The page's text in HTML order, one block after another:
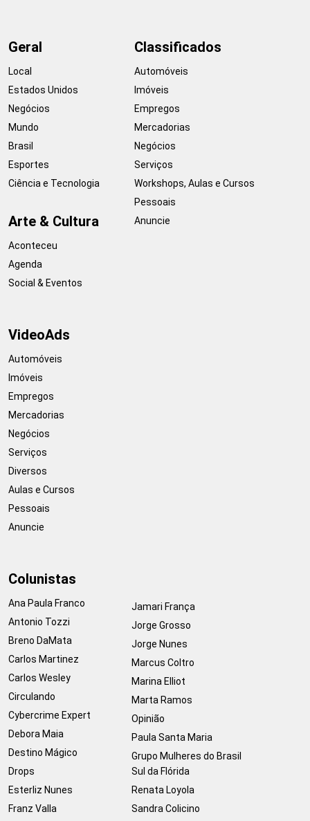
Geral
Local
Estados Unidos
Negócios
Mundo
Brasil
Esportes
Ciência e Tecnologia
Arte & Cultura
Aconteceu
Agenda
Social & Eventos
Classificados
Automóveis
Imóveis
Empregos
Mercadorias
Negócios
Serviços
Workshops, Aulas e Cursos
Pessoais
Anuncie
VideoAds
Automóveis
Imóveis
Empregos
Mercadorias
Negócios
Serviços
Diversos
Aulas e Cursos
Pessoais
Anuncie
Colunistas
Ana Paula Franco
Antonio Tozzi
Breno DaMata
Carlos Martinez
Carlos Wesley
Circulando
Cybercrime Expert
Debora Maia
Destino Mágico
Drops
Esterliz Nunes
Franz Valla
Jamari França
Jorge Grosso
Jorge Nunes
Marcus Coltro
Marina Elliot
Marta Ramos
Opinião
Paula Santa Maria
Grupo Mulheres do Brasil
Sul da Flórida
Renata Loyola
Sandra Colicino